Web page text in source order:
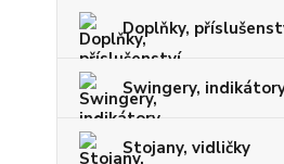
Doplňky,
Swingery,
Stojany, vidličky